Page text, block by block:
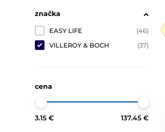
značka
EASY LIFE
(46)
VILLEROY & BOCH
(37)
cena
3.15 € 137.45 €